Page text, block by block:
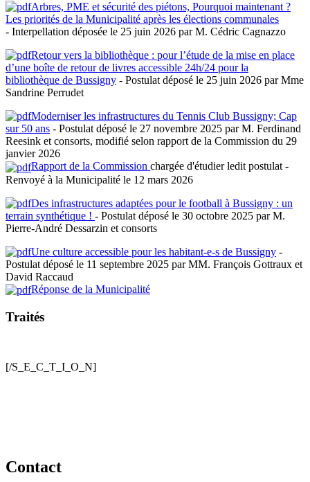
Arbres, PME et sécurité des piétons, Pourquoi maintenant ?
Les priorités de la Municipalité après les élections communales
- Interpellation déposée le 25 juin 2026 par M. Cédric Cagnazzo
Retour vers la bibliothèque : pour l’étude de la mise en place
d’une boîte de retour de livres accessible 24h/24 pour la
bibliothèque de Bussigny - Postulat déposé le 25 juin 2026 par Mme
Sandrine Perrudet
Moderniser les infrastructures du Tennis Club Bussigny; Cap
sur 50 ans - Postulat déposé le 27 novembre 2025 par M. Ferdinand
Reesink et consorts, modifié selon rapport de la Commission du 29
janvier 2026
Rapport de la Commission chargée d'étudier ledit postulat -
Renvoyé à la Municipalité le 12 mars 2026
Des infrastructures adaptées pour le football à Bussigny : un
terrain synthétique ! - Postulat déposé le 30 octobre 2025 par M.
Pierre-André Dessarzin et consorts
Une culture accessible pour les habitant-e-s de Bussigny -
Postulat déposé le 11 septembre 2025 par MM. François Gottraux et
David Raccaud
Réponse de la Municipalité
Traités
[/S_E_C_T_I_O_N]
Contact